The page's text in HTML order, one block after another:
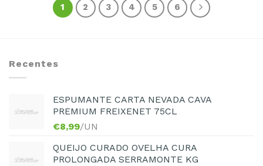
1 2 3 4 5 6
Recentes
ESPUMANTE CARTA NEVADA CAVA
PREMIUM FREIXENET 75CL
€8,99/UN
QUEIJO CURADO OVELHA CURA
PROLONGADA SERRAMONTE KG